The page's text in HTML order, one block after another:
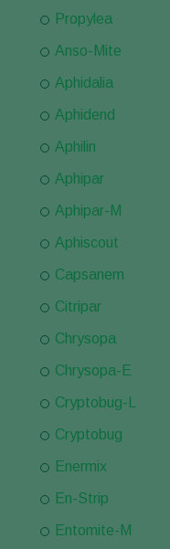
Propylea
Anso-Mite
Aphidalia
Aphidend
Aphilin
Aphipar
Aphipar-M
Aphiscout
Capsanem
Citripar
Chrysopa
Chrysopa-E
Cryptobug-L
Cryptobug
Enermix
En-Strip
Entomite-M